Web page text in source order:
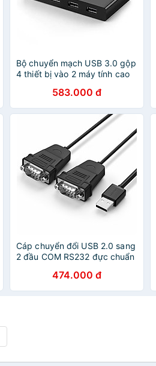
Bộ chuyển mạch USB 3.0 gộp
4 thiết bị vào 2 máy tính cao
Hàng chính hãng
583.000 đ
Cáp chuyển đổi USB 2.0 sang
2 đầu COM RS232 đực chuẩn
30769 - Hàng chính hãng
474.000 đ